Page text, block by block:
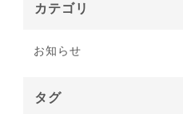
カテゴリ
お知らせ
タグ